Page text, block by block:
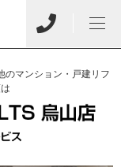
のマンション・戸建リフ